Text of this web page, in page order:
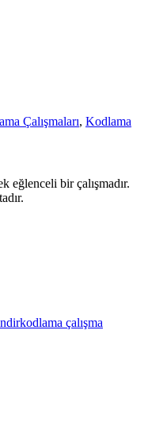
Çalışmaları, Kodlama
eğlenceli bir çalışmadır.
kodlama çalışma